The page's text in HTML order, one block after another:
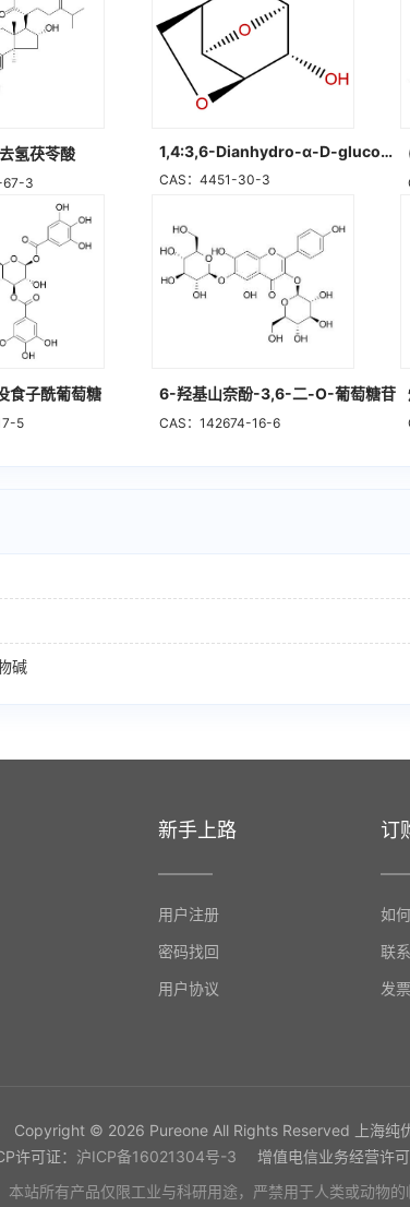
氢茯苓酸
67-3
1,4:3,6-Dianhydro-α-D-glucopyranose
CAS：4451-30-3
食子酰葡萄糖
5
6-羟基山奈酚-3,6-二-O-葡萄糖苷
CAS：142674-16-6
碱
新手上路
用户注册
密码找回
用户协议
订
如
联
发
Copyright © 2026 Pureone All Rights Reserved 上海纯
许可证： 沪ICP备16021304号-3
增值电信业务经营许
本站所有产品仅限工业与科研用途，严禁用于人类或动物的